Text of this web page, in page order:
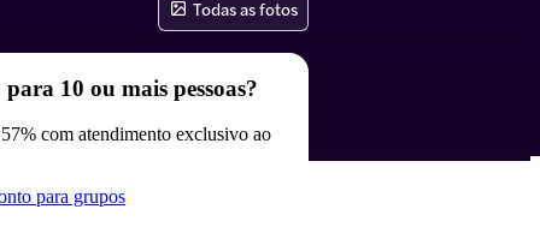
Todas as fotos
10 ou mais pessoas?
com atendimento exclusivo ao
para grupos